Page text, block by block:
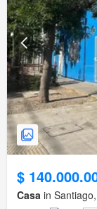
$
Casa in